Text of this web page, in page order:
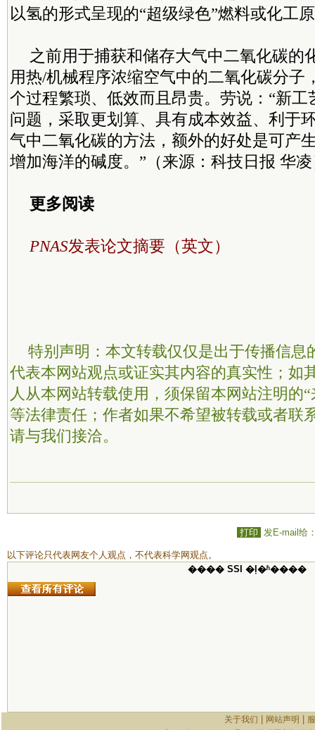
以氢的形式呈现的“超级绿色”燃料或化工
之前用于捕获和储存大气中二氧化碳的
用热/机械程序浓缩空气中的二氧化碳分子
个过程繁琐、低效而且昂贵。劳说：“新
问题，采取更划算、具有成本效益、利于
气中二氧化碳的方法，额外的好处是可产
增加海洋的碱度。”（来源：科技日报 华
更多阅读
PNAS发表论文摘要（英文）
特别声明：本文转载仅仅是出于传播信息
代表本网站观点或证实其内容的真实性；如
人从本网站转载使用，须保留本网站注明的
等法律责任；作者如果不希望被转载或者联
请与我们接洽。
打印 发E-mail给
以下评论只代表网友个人观点，不代表科学网观点。
���� SSI �ļ�ʱ����
关于我们 网站声明